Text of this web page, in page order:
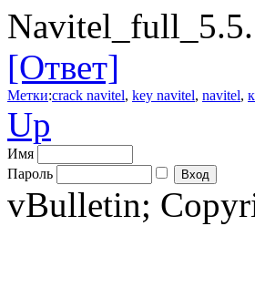
[Ответ]
Метки:crack navitel, key navitel, navitel,
Up
Имя
Пароль
vBulletin;